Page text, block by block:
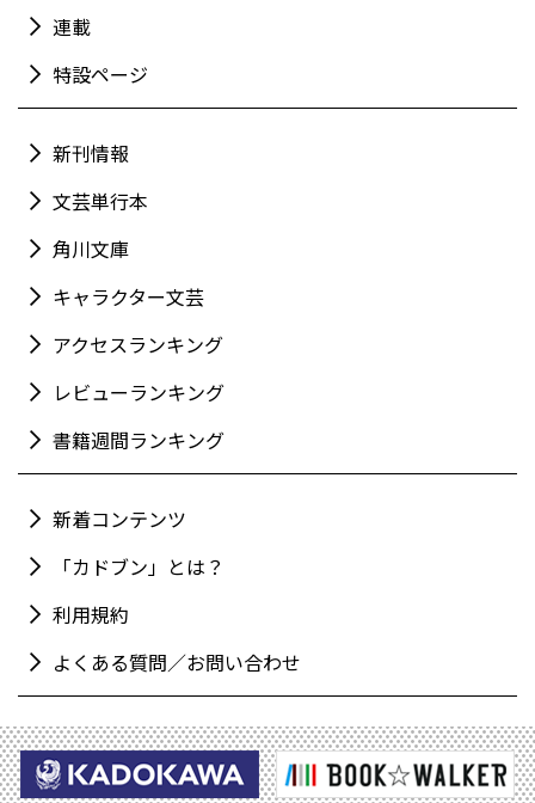
連載
特設ページ
新刊情報
文芸単行本
角川文庫
キャラクター文芸
アクセスランキング
レビューランキング
書籍週間ランキング
新着コンテンツ
「カドブン」とは？
利用規約
よくある質問／お問い合わせ